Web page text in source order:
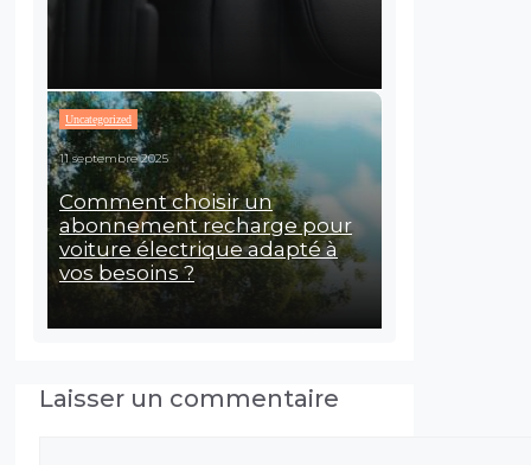
Uncategorized
11 septembre 2025
Comment choisir un
abonnement recharge pour
voiture électrique adapté à
vos besoins ?
Laisser un commentaire